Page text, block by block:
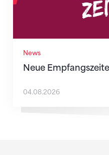
News
Neue
04.08.2026